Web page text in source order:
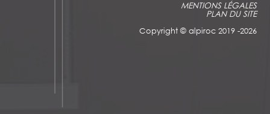
MENTIONS LÉGALES
PLAN DU SITE
Copyright ©alpiroc 2019 -2026